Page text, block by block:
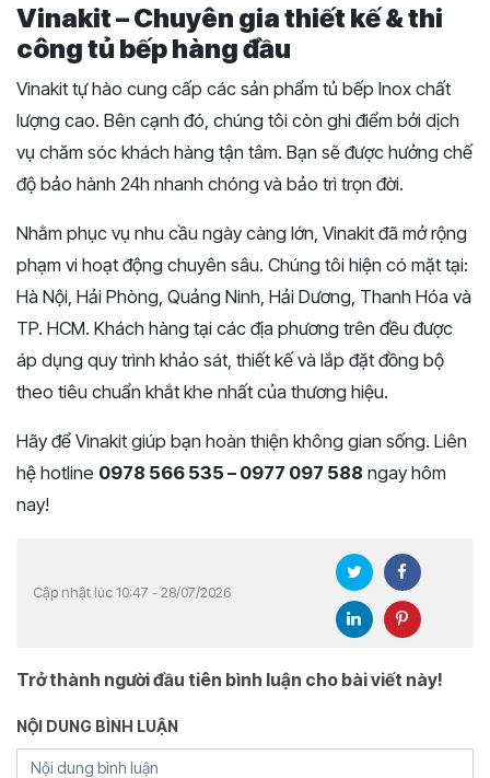
Vinakit – Chuyên gia thiết kế & thi
công tủ bếp hàng đầu
Vinakit tự hào cung cấp các sản phẩm tủ bếp Inox chất
lượng cao. Bên cạnh đó, chúng tôi còn ghi điểm bởi dịch
vụ chăm sóc khách hàng tận tâm. Bạn sẽ được hưởng chế
độ bảo hành 24h nhanh chóng và bảo trì trọn đời.
Nhằm phục vụ nhu cầu ngày càng lớn, Vinakit đã mở rộng
phạm vi hoạt động chuyên sâu. Chúng tôi hiện có mặt tại:
Hà Nội, Hải Phòng, Quảng Ninh, Hải Dương, Thanh Hóa và
TP. HCM. Khách hàng tại các địa phương trên đều được
áp dụng quy trình khảo sát, thiết kế và lắp đặt đồng bộ
theo tiêu chuẩn khắt khe nhất của thương hiệu.
Hãy để Vinakit giúp bạn hoàn thiện không gian sống. Liên
hệ hotline 0978 566 535 – 0977 097 588 ngay hôm
nay!
Cập nhật lúc 10:47 - 28/07/2026
Trở thành người đầu tiên bình luận cho bài viết này!
NỘI DUNG BÌNH LUẬN